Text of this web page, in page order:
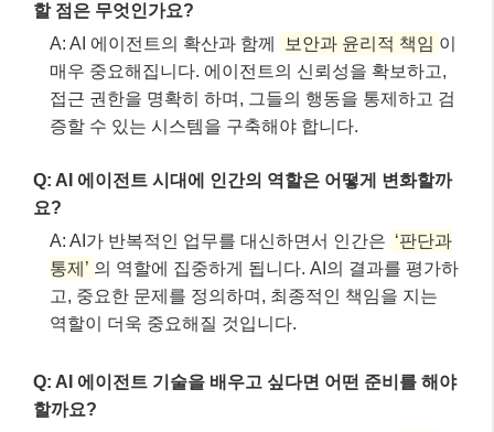
할 점은 무엇인가요?
A: AI 에이전트의 확산과 함께
보안과 윤리적 책임 이
매우 중요해집니다. 에이전트의 신뢰성을 확보하고,
접근 권한을 명확히 하며, 그들의 행동을 통제하고 검
증할 수 있는 시스템을 구축해야 합니다.
Q: AI 에이전트 시대에 인간의 역할은 어떻게 변화할까
요?
A: AI가 반복적인 업무를 대신하면서 인간은 ‘판단과
통제’ 의 역할에 집중하게 됩니다. AI의 결과를 평가하
고, 중요한 문제를 정의하며, 최종적인 책임을 지는
역할이 더욱 중요해질 것입니다.
Q: AI 에이전트 기술을 배우고 싶다면 어떤 준비를 해야
할까요?